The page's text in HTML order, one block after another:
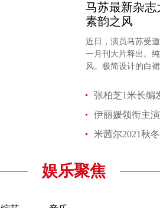
马苏最新杂
素韵之风
近日，演员马苏受
一月刊大片释出。
风。极简设计的白
张柏芝1米长编
娱乐聚焦